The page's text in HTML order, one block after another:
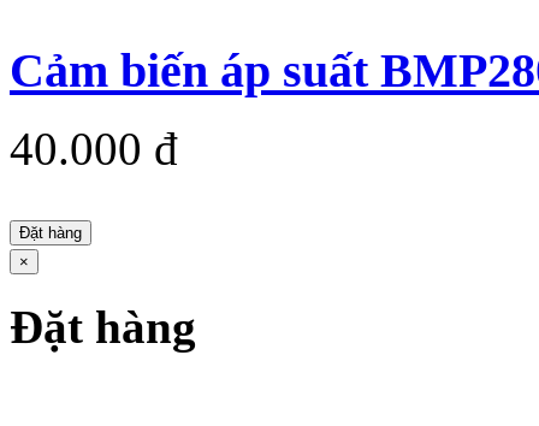
Cảm biến áp suất
40.000 đ
Đặt hàng
×
Đặt hàng